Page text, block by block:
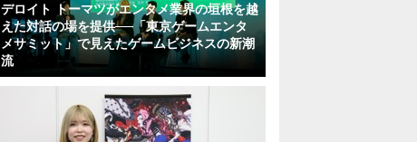
デロイト トーマツがエンタメ業界の垣根を越
えた対話の場を提供──「東京ゲームエンタ
メサミット」で見えたゲームビジネスの新潮
流